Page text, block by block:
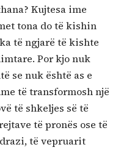
Kujtesa ime
tona do të kishin
të ngjarë të kishte
Por kjo nuk
se nuk është as e
të transformosh një
të shkeljes së të
të pronës ose të
të vepruarit